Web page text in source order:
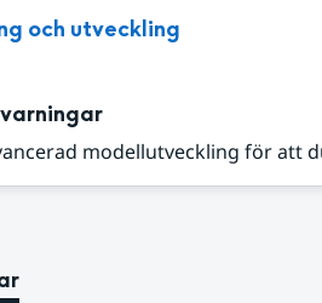
och utveckling
modellutveckling för att